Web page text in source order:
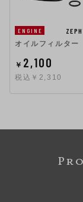
ENGINE
オイルフィルター
￥ 2,100
税込￥2,310